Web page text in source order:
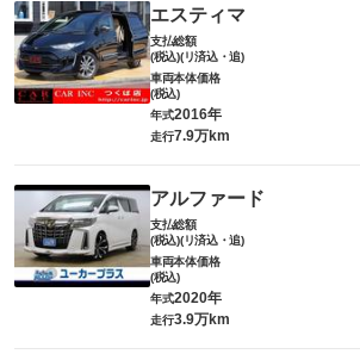
エスティマ
支払総額
(税込)(リ済込・追)
車両本体価格
(税込)
年式2016年
走行7.9万km
アルファード
支払総額
(税込)(リ済込・追)
車両本体価格
(税込)
年式2020年
走行3.9万km